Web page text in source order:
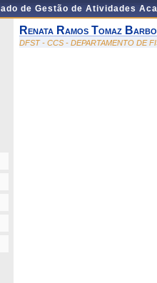
de Gestão de Atividades
Renata Ramos Tomaz
DFST - CCS - DEPARTAMENTO DE